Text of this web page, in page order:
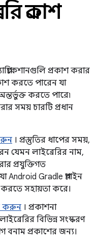
প্রকাশ
প্রকাশ করার
করতে পারেন যা
করতে পারে৷
সময় চারটি প্রধান
। প্রস্তুতির ধাপের সময়,
যেমন লাইব্রেরির নাম,
প্রযুক্তিগত
Android Gradle প্লাগইন
করতে সহায়তা করে।
করুন । প্রকাশনা
বিভিন্ন সংস্করণ
বনাম প্রকাশের জন্য।